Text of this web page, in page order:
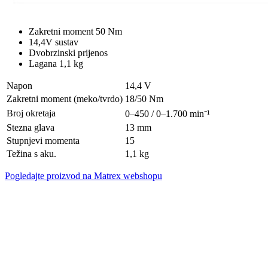
Zakretni moment 50 Nm
14,4V sustav
Dvobrzinski prijenos
Lagana 1,1 kg
Napon
14,4 V
Zakretni moment (meko/tvrdo) 18/50 Nm
Broj okretaja
0–450 / 0–1.700 min⁻¹
Stezna glava
13 mm
Stupnjevi momenta
15
Težina s aku.
1,1 kg
Pogledajte proizvod na Matrex webshopu